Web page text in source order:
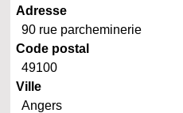
Adresse
90 rue parcheminerie
Code postal
49100
Ville
Angers